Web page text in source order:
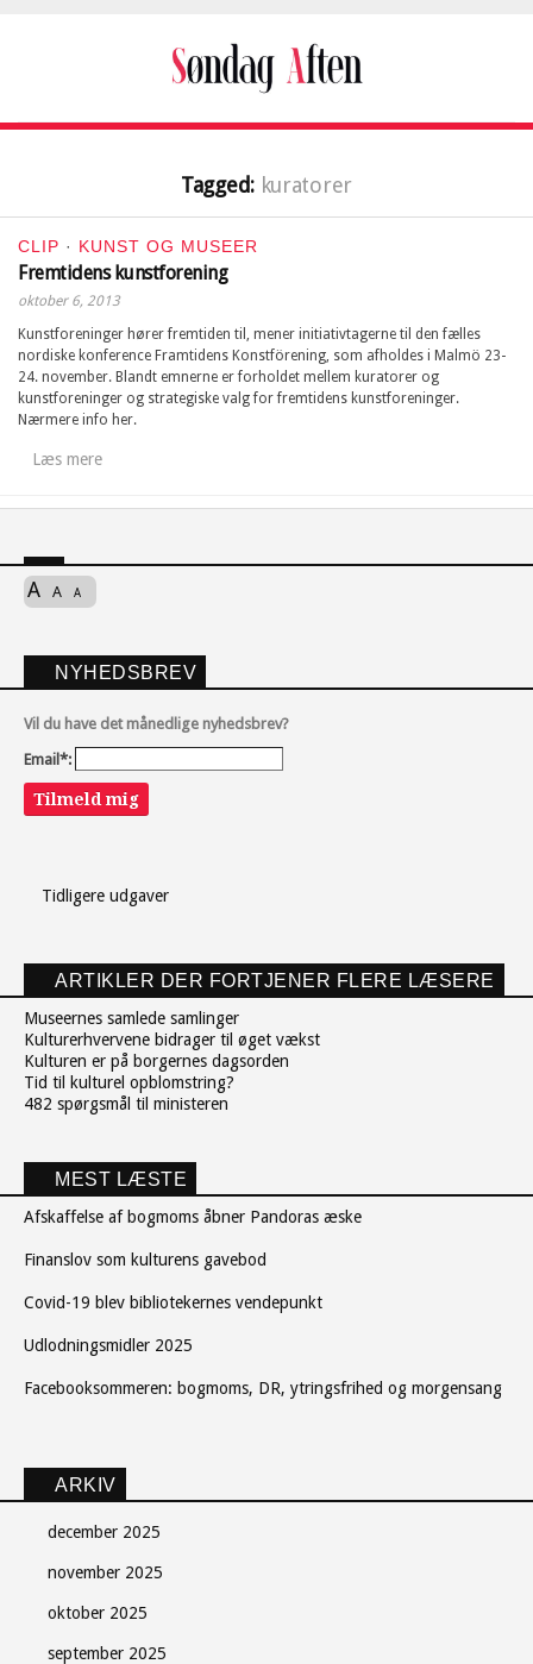
Tagged: kuratorer
CLIP · KUNST OG MUSEER
Fremtidens kunstforening
oktober 6, 2013
Kunstforeninger hører fremtiden til, mener initiativtagerne til den fælles
nordiske konference Framtidens Konstförening, som afholdes i Malmö 23-
24. november. Blandt emnerne er forholdet mellem kuratorer og
kunstforeninger og strategiske valg for fremtidens kunstforeninger.
Nærmere info her.
Læs mere
A A A
NYHEDSBREV
Vil du have det månedlige nyhedsbrev?
Email*:
Tilmeld mig
Tidligere udgaver
ARTIKLER DER FORTJENER FLERE LÆSERE
Museernes samlede samlinger
Kulturerhvervene bidrager til øget vækst
Kulturen er på borgernes dagsorden
Tid til kulturel opblomstring?
482 spørgsmål til ministeren
MEST LÆSTE
Afskaffelse af bogmoms åbner Pandoras æske
Finanslov som kulturens gavebod
Covid-19 blev bibliotekernes vendepunkt
Udlodningsmidler 2025
Facebooksommeren: bogmoms, DR, ytringsfrihed og morgensang
ARKIV
december 2025
november 2025
oktober 2025
september 2025